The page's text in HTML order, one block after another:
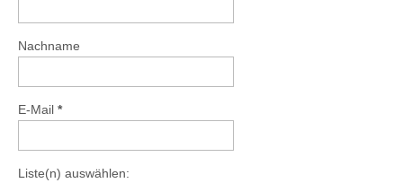
Nachname
E-Mail *
Liste(n) auswählen: